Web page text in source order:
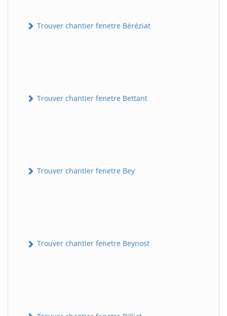
Trouver chantier fenetre Béréziat
Trouver chantier fenetre Bettant
Trouver chantier fenetre Bey
Trouver chantier fenetre Beynost